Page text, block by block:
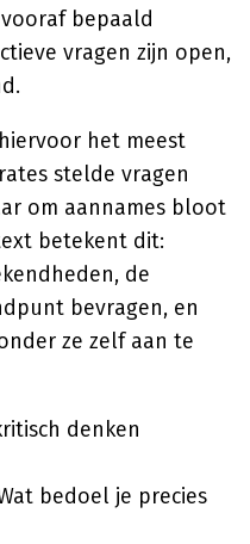
bepaald
vragen zijn open,
het meest
stelde vragen
om aannames bloot
betekent dit:
de
bevragen, en
ze zelf aan te
denken
bedoel je precies